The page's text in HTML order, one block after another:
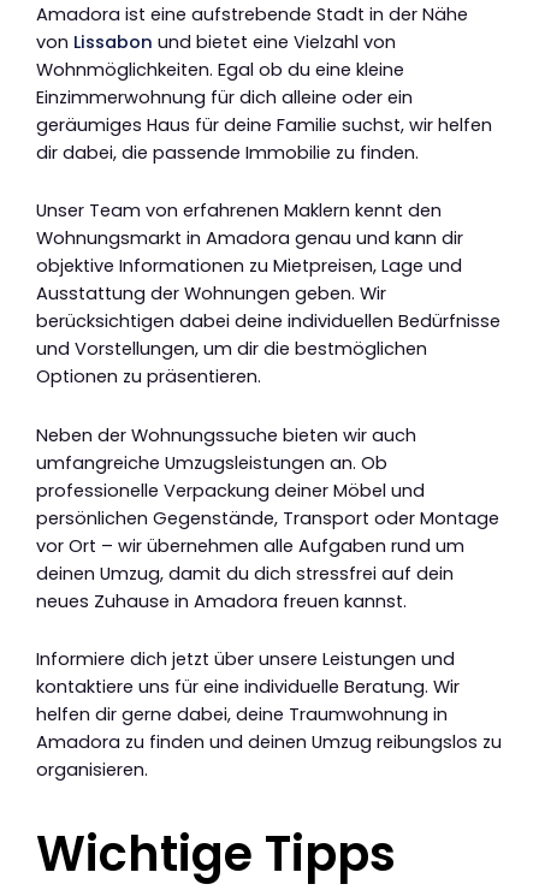
Amadora ist eine aufstrebende Stadt in der Nähe
von Lissabon und bietet eine Vielzahl von
Wohnmöglichkeiten. Egal ob du eine kleine
Einzimmerwohnung für dich alleine oder ein
geräumiges Haus für deine Familie suchst, wir helfen
dir dabei, die passende Immobilie zu finden.
Unser Team von erfahrenen Maklern kennt den
Wohnungsmarkt in Amadora genau und kann dir
objektive Informationen zu Mietpreisen, Lage und
Ausstattung der Wohnungen geben. Wir
berücksichtigen dabei deine individuellen Bedürfnisse
und Vorstellungen, um dir die bestmöglichen
Optionen zu präsentieren.
Neben der Wohnungssuche bieten wir auch
umfangreiche Umzugsleistungen an. Ob
professionelle Verpackung deiner Möbel und
persönlichen Gegenstände, Transport oder Montage
vor Ort – wir übernehmen alle Aufgaben rund um
deinen Umzug, damit du dich stressfrei auf dein
neues Zuhause in Amadora freuen kannst.
Informiere dich jetzt über unsere Leistungen und
kontaktiere uns für eine individuelle Beratung. Wir
helfen dir gerne dabei, deine Traumwohnung in
Amadora zu finden und deinen Umzug reibungslos zu
organisieren.
Wichtige Tipps